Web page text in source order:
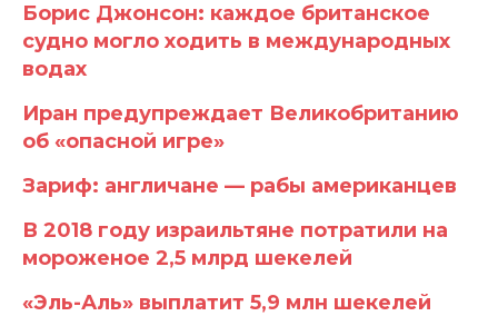
Борис Джонсон: каждое британское
судно могло ходить в международных
водах
Иран предупреждает Великобританию
об «опасной игре»
Зариф: англичане — рабы американцев
В 2018 году израильтяне потратили на
мороженое 2,5 млрд шекелей
«Эль-Аль» выплатит 5,9 млн шекелей